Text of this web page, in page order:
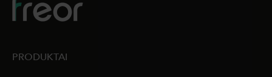
PRODUKTAI